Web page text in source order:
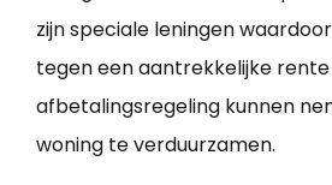
zijn speciale leningen
tegen een aantrekkelijke
afbetalingsregeling kunnen
woning te verduurzamen.